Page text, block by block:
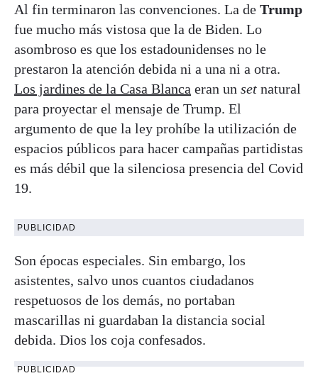
Al fin terminaron las convenciones. La de Trump
fue mucho más vistosa que la de Biden. Lo
asombroso es que los estadounidenses no le
prestaron la atención debida ni a una ni a otra.
Los jardines de la Casa Blanca eran un set natural
para proyectar el mensaje de Trump. El
argumento de que la ley prohíbe la utilización de
espacios públicos para hacer campañas partidistas
es más débil que la silenciosa presencia del Covid
19.
PUBLICIDAD
Son épocas especiales. Sin embargo, los
asistentes, salvo unos cuantos ciudadanos
respetuosos de los demás, no portaban
mascarillas ni guardaban la distancia social
debida. Dios los coja confesados.
PUBLICIDAD